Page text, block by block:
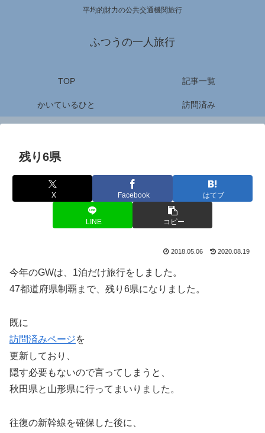
平均的財力の公共交通機関旅行
ふつうの一人旅行
TOP 記事一覧
かいているひと 訪問済み
残り6県
X Facebook はてブ
LINE コピー
2018.05.06 2020.08.19
今年のGWは、1泊だけ旅行をしました。
47都道府県制覇まで、残り6県になりました。
既に
訪問済みページを
更新しており、
隠す必要もないので言ってしまうと、
秋田県と山形県に行ってまいりました。
往復の新幹線を確保した後に、